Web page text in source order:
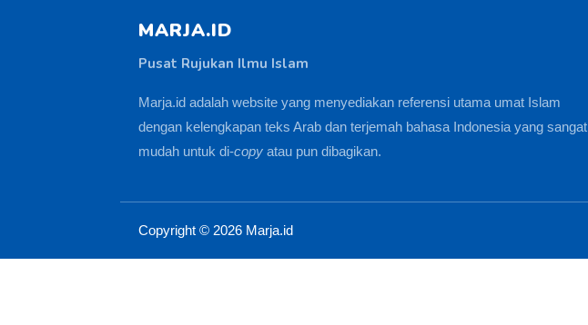
MARJA.ID
Pusat Rujukan Ilmu Islam
Marja.id adalah website yang menyediakan referensi utama umat Islam
dengan kelengkapan teks Arab dan terjemah bahasa Indonesia yang sangat
mudah untuk di-copy atau pun dibagikan.
Copyright © 2026 Marja.id